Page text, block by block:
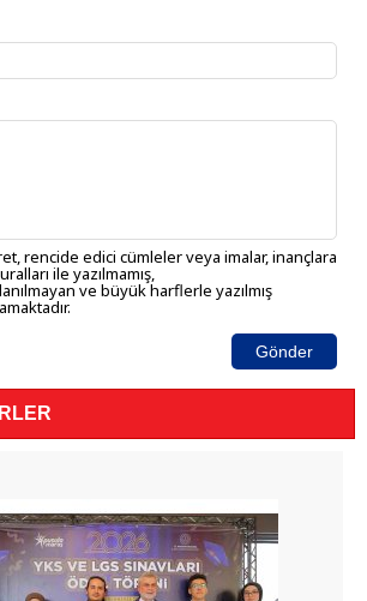
rencide edici cümleler veya imalar, inançlara
ile yazılmamış,
ve büyük harflerle yazılmış
Gönder